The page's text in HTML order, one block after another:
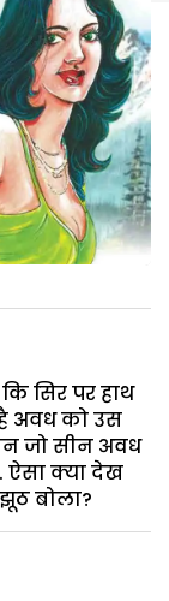
सिर पर हाथ
अवध को उस
जो सीन अवध
क्या देख
बोला?